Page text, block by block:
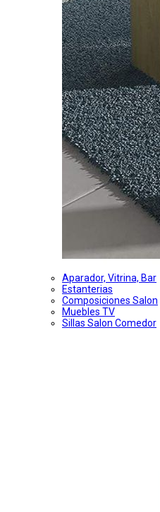
Aparador, Vitrina, Bar
Estanterias
Composiciones Salon
Muebles TV
Sillas Salon Comedor